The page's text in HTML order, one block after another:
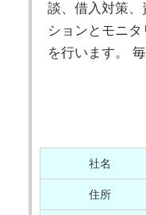
談、借入対策
ションとモニ
を行います。
社名
住所